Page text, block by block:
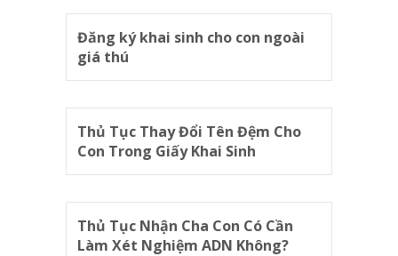
Đăng ký khai sinh cho con ngoài
giá thú
Thủ Tục Thay Đổi Tên Đệm Cho
Con Trong Giấy Khai Sinh
Thủ Tục Nhận Cha Con Có Cần
Làm Xét Nghiệm ADN Không?